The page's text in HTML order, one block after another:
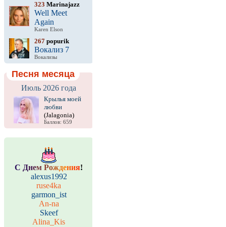
323 Marinajazz
Well Meet
Again
Karen Elson
267 popurik
Вокализ 7
Вокализы
Песня месяца
Июль 2026 года
Крылья моей
любви
(Jalagonia)
Баллов: 659
С Днем Рождения!
alexus1992
ruse4ka
garmon_ist
An-na
Skeef
Alina_Kis